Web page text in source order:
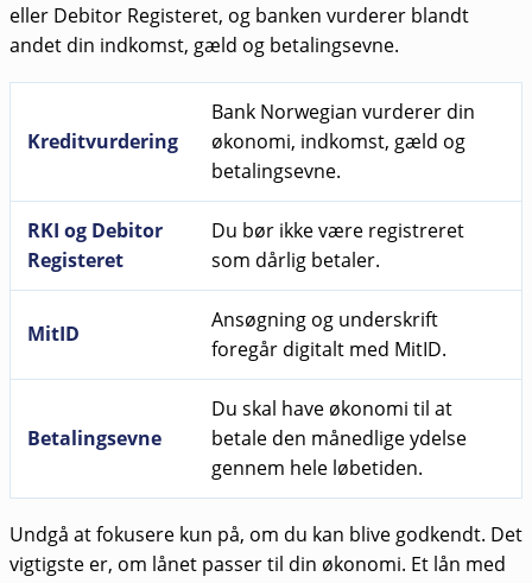
eller Debitor Registeret, og banken vurderer blandt
andet din indkomst, gæld og betalingsevne.
Kreditvurdering
Bank Norwegian vurderer din
økonomi, indkomst, gæld og
betalingsevne.
RKI og Debitor
Registeret
Du bør ikke være registreret
som dårlig betaler.
MitID
Ansøgning og underskrift
foregår digitalt med MitID.
Betalingsevne
Du skal have økonomi til at
betale den månedlige ydelse
gennem hele løbetiden.
Undgå at fokusere kun på, om du kan blive godkendt. Det
vigtigste er, om lånet passer til din økonomi. Et lån med